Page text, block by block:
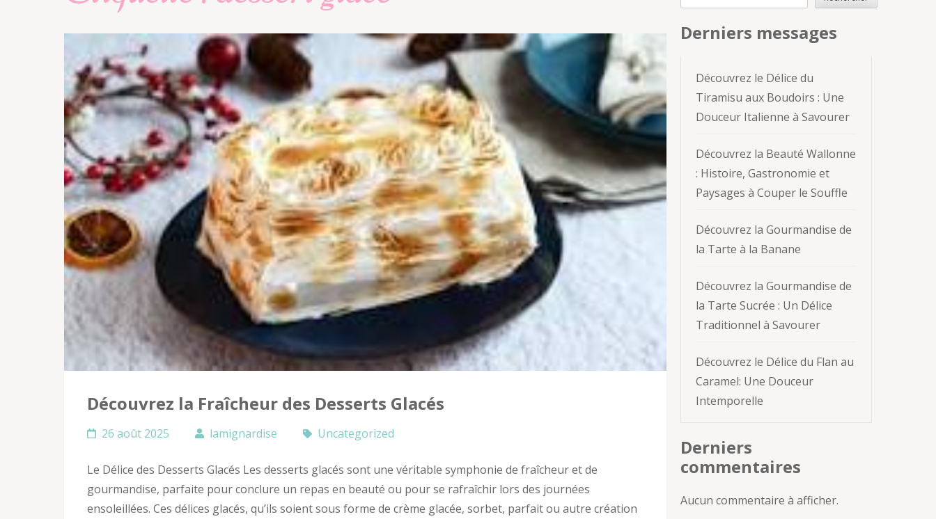
Découvrez la Fraîcheur des Desserts Glacés
26 août 2025 lamignardise Uncategorized
Le Délice des Desserts Glacés Les desserts glacés sont une véritable symphonie de fraîcheur et de
gourmandise, parfaite pour conclure un repas en beauté ou pour se rafraîchir lors des journées
ensoleillées. Ces délices glacés, qu’ils soient sous forme de crème glacée, sorbet, parfait ou autre création
Derniers messages
Découvrez le Délice du
Tiramisu aux Boudoirs : Une
Douceur Italienne à Savourer
Découvrez la Beauté Wallonne
: Histoire, Gastronomie et
Paysages à Couper le Souffle
Découvrez la Gourmandise de
la Tarte à la Banane
Découvrez la Gourmandise de
la Tarte Sucrée : Un Délice
Traditionnel à Savourer
Découvrez le Délice du Flan au
Caramel: Une Douceur
Intemporelle
Derniers
commentaires
Aucun commentaire à afficher.